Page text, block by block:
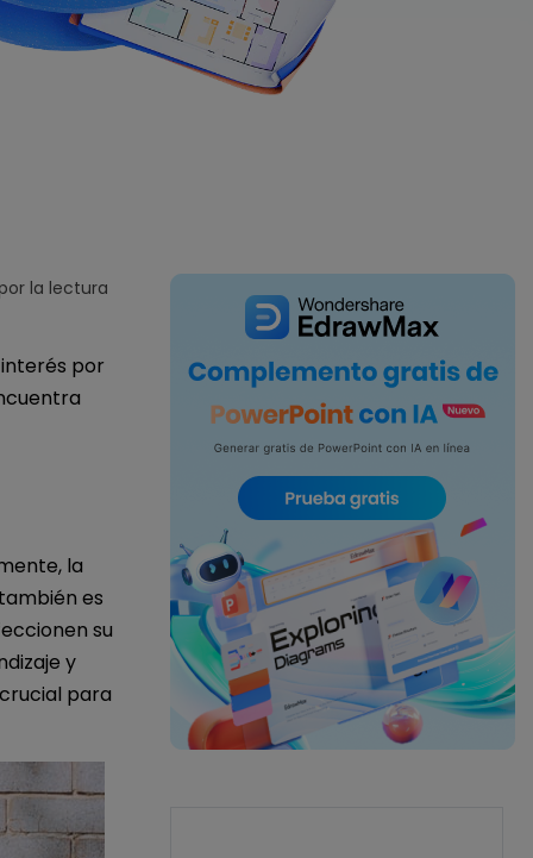
IA de EdrawMind
Creador de IA para
mapa mental.
la lectura
por
la
es
su
y
para